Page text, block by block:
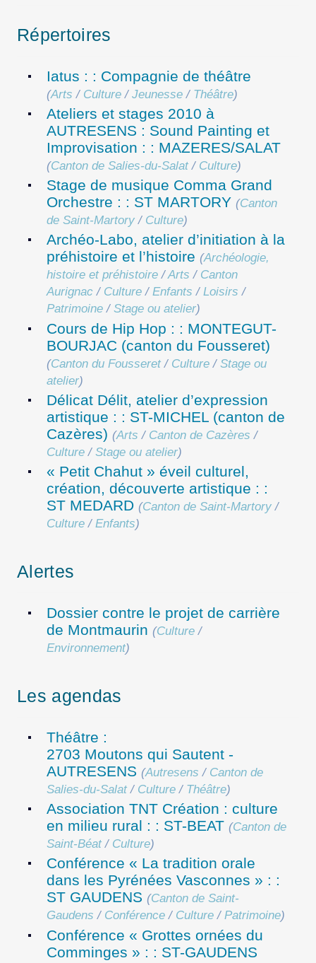
Répertoires
Iatus : : Compagnie de théâtre
(Arts / Culture / Jeunesse / Théâtre)
Ateliers et stages 2010 à
AUTRESENS : Sound Painting et
Improvisation : : MAZERES/SALAT
(Canton de Salies-du-Salat/ Culture)
Stage de musique Comma Grand
Orchestre : : ST MARTORY (Canton
de Saint-Martory / Culture)
Archéo-Labo, atelier d’initiation à la
préhistoire et l’histoire (Archéologie,
histoire et préhistoire /Arts / Canton
Aurignac / Culture / Enfants / Loisirs /
Patrimoine / Stage ou atelier)
Cours de Hip Hop : : MONTEGUT-
BOURJAC (canton du Fousseret)
(Canton du Fousseret/ Culture / Stage ou
atelier)
Délicat Délit, atelier d’expression
artistique : : ST-MICHEL (canton de
Cazères) (Arts / Canton de Cazères /
Culture / Stage ou atelier)
« Petit Chahut » éveil culturel,
création, découverte artistique : :
ST MEDARD (Canton de Saint-Martory /
Culture / Enfants)
Alertes
Dossier contre le projet de carrière
de Montmaurin (Culture /
Environnement)
Les agendas
Théâtre :
2703 Moutons qui Sautent -
AUTRESENS (Autresens / Canton de
Salies-du-Salat/ Culture / Théâtre)
Association TNT Création : culture
en milieu rural : : ST-BEAT (Canton de
Saint-Béat/ Culture)
Conférence « La tradition orale
dans les Pyrénées Vasconnes » : :
ST GAUDENS (Canton de Saint-
Gaudens / Conférence / Culture / Patrimoine)
Conférence « Grottes ornées du
Comminges » : : ST-GAUDENS